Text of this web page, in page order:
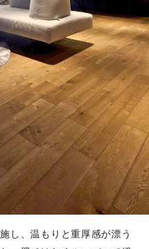
し、温もりと重厚感が漂う